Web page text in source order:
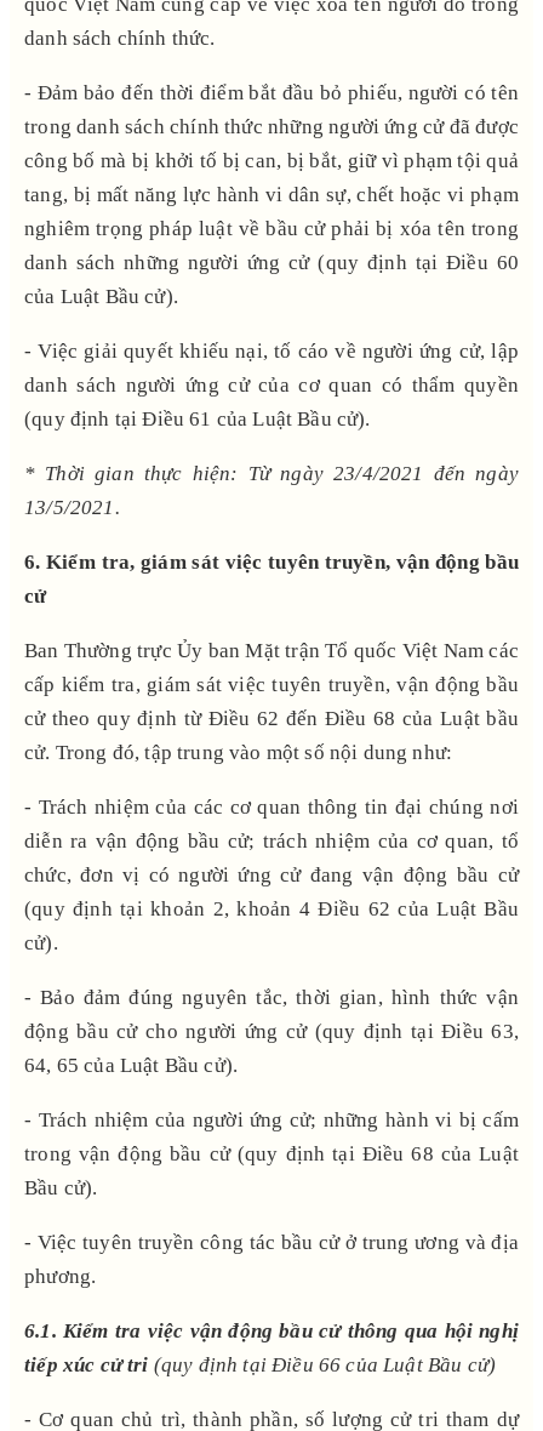
danh sách chính thức.
- Đảm bảo đến thời điểm bắt đầu bỏ phiếu, người có tên
trong danh sách chính thức những người ứng cử đã được
công bố mà bị khởi tố bị can, bị bắt, giữ vì phạm tội quả
tang, bị mất năng lực hành vi dân sự, chết hoặc vi phạm
nghiêm trọng pháp luật về bầu cử phải bị xóa tên trong
danh sách những người ứng cử(quy định tại Điều 60
của Luật Bầu cử).
- Việc giải quyết khiếu nại, tố cáo về người ứng cử, lập
danh sách người ứng cử của cơ quan có thẩm quyền
(quy định tại Điều 61 của Luật Bầu cử).
* Thời gian thực hiện: Từ ngày 23/4/2021 đến ngày
13/5/2021.
6. Kiểm tra, giám sát việc tuyên truyền, vận động bầu
cử
Ban Thường trực Ủy ban Mặt trận Tổ quốc Việt Nam các
cấp kiểm tra, giám sát việc tuyên truyền, vận động bầu
cử theo quy định từ Điều 62 đến Điều 68 của Luật bầu
cử. Trong đó, tập trung vào một số nội dung như:
- Trách nhiệm của các cơ quan thông tin đại chúng nơi
diễn ra vận động bầu cử; trách nhiệm của cơ quan, tổ
chức, đơn vị có người ứng cử đang vận động bầu cử
(quy định tại khoản 2, khoản 4 Điều 62 của Luật Bầu
cử).
- Bảo đảm đúng nguyên tắc, thời gian, hình thức vận
động bầu cử cho người ứng cử (quy định tại Điều 63,
64, 65 của Luật Bầu cử).
- Trách nhiệm của người ứng cử; những hành vi bị cấm
trong vận động bầu cử (quy định tại Điều 68 của Luật
Bầu cử).
- Việc tuyên truyền công tác bầu cử ở trung ương và địa
phương.
6.1. Kiểm tra việc vận động bầu cử thông qua hội nghị
tiếp xúc cử tri (quy định tại Điều 66 của Luật Bầu cử)
- Cơ quan chủ trì, thành phần, số lượng cử tri tham dự